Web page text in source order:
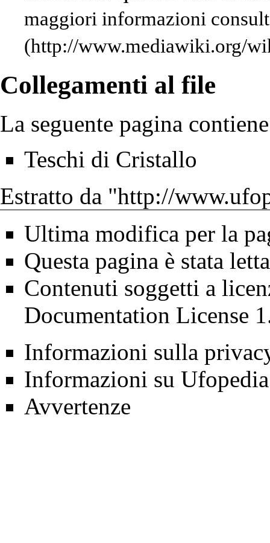
maggiori informazioni
Collegamenti al file
La seguente pagina
Teschi di Cristallo
Estratto da "http://
Ultima modifica per la
Questa pagina è stata
Contenuti soggetti a
Documentation License
Informazioni sulla
Informazioni su Ufopedia
Avvertenze